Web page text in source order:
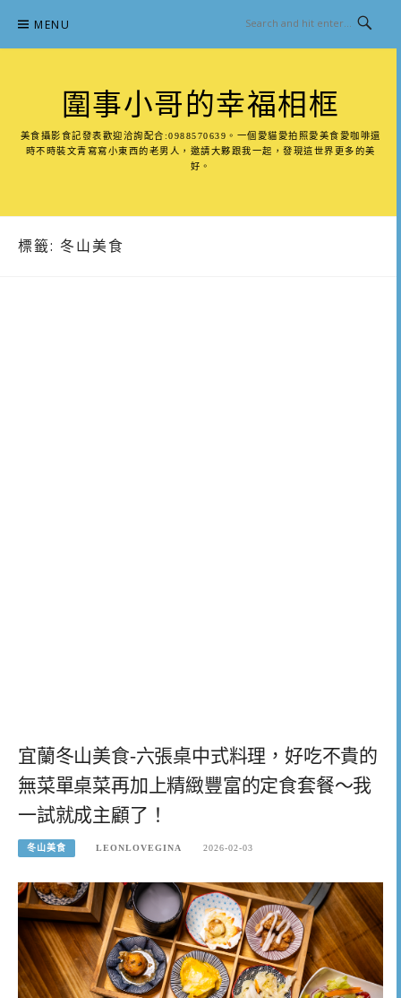
content
MENU
圍事小哥的幸福相框
美食攝影食記發表歡迎洽詢配合:0988570639。一個愛貓愛拍照愛美食愛咖啡還
時不時裝文青寫寫小東西的老男人，邀請大夥跟我一起，發現這世界更多的美
好。
標籤: 冬山美食
宜蘭冬山美食-六張桌中式料理，好吃不貴的
無菜單桌菜再加上精緻豐富的定食套餐～我
一試就成主顧了！
冬山美食 LEONLOVEGINA 2026-02-03